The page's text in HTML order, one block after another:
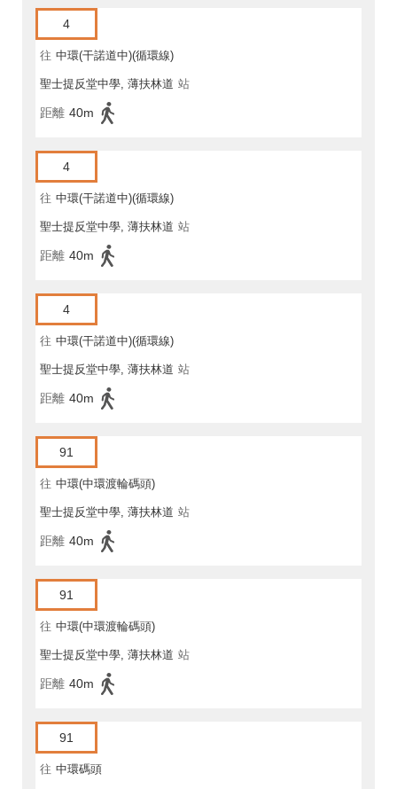
4
往 中環(干諾道中)(循環線)
聖士提反堂中學, 薄扶林道 站
距離 40m
4
往 中環(干諾道中)(循環線)
聖士提反堂中學, 薄扶林道 站
距離 40m
4
往 中環(干諾道中)(循環線)
聖士提反堂中學, 薄扶林道 站
距離 40m
91
往 中環(中環渡輪碼頭)
聖士提反堂中學, 薄扶林道 站
距離 40m
91
往 中環(中環渡輪碼頭)
聖士提反堂中學, 薄扶林道 站
距離 40m
91
往 中環碼頭